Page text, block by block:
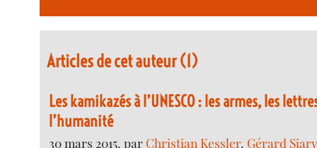
Articles de cet auteur (1)
Les kamikazés à l’UNESCO : les armes, les
l’humanité
30 mars 2015, par Christian Kessler, Gérard